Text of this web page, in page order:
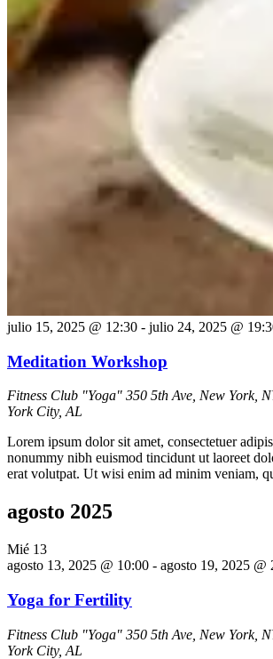
julio 15, 2025 @ 12:30 - julio 24, 2025 @
Meditation Workshop
Fitness Club "Yoga" 350 5th Ave, New York,
York City, AL
Lorem ipsum dolor sit amet, consectetuer
nonummy nibh euismod tincidunt ut laoreet
erat volutpat. Ut wisi enim ad minim veniam,
agosto 2025
Mié 13
agosto 13, 2025 @ 10:00 - agosto 19, 2025 @
Yoga for Fertility
Fitness Club "Yoga" 350 5th Ave, New York,
York City, AL